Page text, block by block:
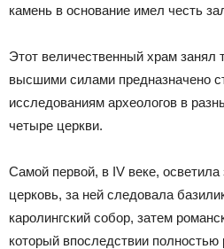
камень в основание имел честь
Этот величественный храм занял
высшими силами предназначено
исследованиям археологов в
четыре церкви.
Самой первой, в IV веке,
церковь, за ней следовала
каролингский собор, затем
который впоследствии